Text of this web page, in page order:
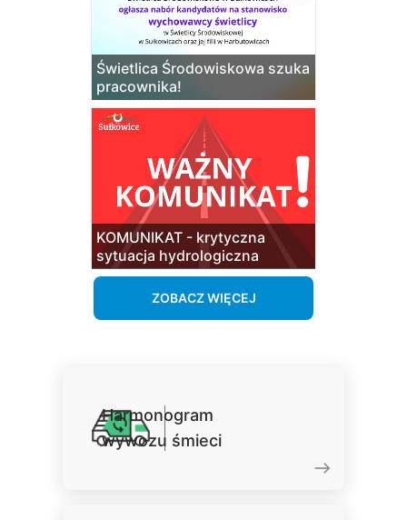
Świetlica Środowiskowa szuka
pracownika!
KOMUNIKAT - krytyczna
sytuacja hydrologiczna
ZOBACZ WIĘCEJ
Harmonogram
wywozu śmieci